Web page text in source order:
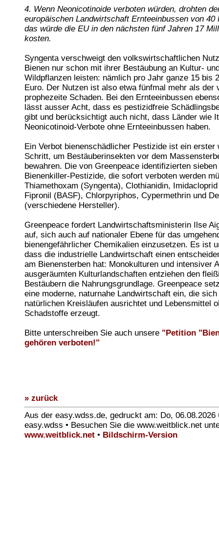
4. Wenn Neonicotinoide verboten würden, drohten
europäischen Landwirtschaft Ernteeinbussen von 40
das würde die EU in den nächsten fünf Jahren 17
kosten.
Syngenta verschweigt den volkswirtschaftlichen
Bienen nur schon mit ihrer Bestäubung an Kultur-
Wildpflanzen leisten: nämlich pro Jahr ganze 15 bis
Euro. Der Nutzen ist also etwa fünfmal mehr als der
prophezeite Schaden. Bei den Ernteeinbussen
lässt ausser Acht, dass es pestizidfreie
gibt und berücksichtigt auch nicht, dass Länder wie
Neonicotinoid-Verbote ohne Ernteeinbussen haben.
Ein Verbot bienenschädlicher Pestizide ist ein erster
Schritt, um Bestäuberinsekten vor dem
bewahren. Die von Greenpeace identifizierten
Bienenkiller-Pestizide, die sofort verboten werden
Thiamethoxam (Syngenta), Clothianidin,
Fipronil (BASF), Chlorpyriphos, Cypermethrin und
(verschiedene Hersteller).
Greenpeace fordert Landwirtschaftsministerin Ilse
auf, sich auch auf nationaler Ebene für das
bienengefährlicher Chemikalien einzusetzen. Es ist
dass die industrielle Landwirtschaft einen
am Bienensterben hat: Monokulturen und intensiver
ausgeräumten Kulturlandschaften entziehen den
Bestäubern die Nahrungsgrundlage. Greenpeace
eine moderne, naturnahe Landwirtschaft ein, die sich
natürlichen Kreisläufen ausrichtet und Lebensmittel
Schadstoffe erzeugt.
Bitte unterschreiben Sie auch unsere "Petition
gehören verboten!"
» zurück
Aus der easy.wdss.de, gedruckt am: Do, 06.08.2026
easy.wdss • Besuchen Sie die www.weitblick.net
www.weitblick.net • Bildschirm-Version